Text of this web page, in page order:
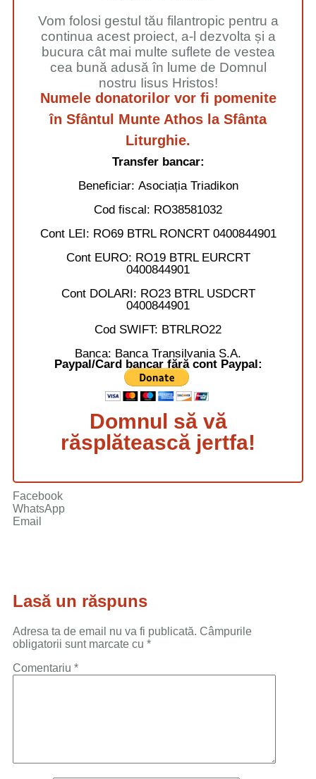
Vom folosi gestul tău filantropic pentru a
continua acest proiect, a-l dezvolta și a
bucura cât mai multe suflete de vestea
cea bună adusă în lume de Domnul
nostru Iisus Hristos!
Numele donatorilor vor fi pomenite
în Sfântul Munte Athos la Sfânta
Liturghie.
Transfer bancar:
Beneficiar: Asociația Triadikon
Cod fiscal: RO38581032
Cont LEI: RO69 BTRL RONCRT 0400844901
Cont EURO: RO19 BTRL EURCRT
0400844901
Cont DOLARI: RO23 BTRL USDCRT
0400844901
Cod SWIFT: BTRLRO22
Banca: Banca Transilvania S.A.
Paypal/Card bancar fără cont Paypal:
Domnul să vă
răsplătească jertfa!
Facebook
WhatsApp
Email
Lasă un răspuns
Adresa ta de email nu va fi publicată. Câmpurile
obligatorii sunt marcate cu *
Comentariu *